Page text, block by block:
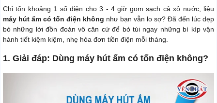
Chỉ tốn khoảng 1 số điện cho 3 - 4 giờ gom sạch cả xô nước, liệu
máy hút ẩm có tốn điện không như bạn vẫn lo sợ? Đã đến lúc dẹp
bỏ những lời đồn đoán vô căn cứ để bỏ túi ngay những bí kíp vận
hành tiết kiệm kiệm, nhẹ hóa đơn tiền điện mỗi tháng.
1. Giải đáp: Dùng máy hút ẩm có tốn điện không?